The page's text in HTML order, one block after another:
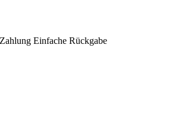
Einfache Rückgabe